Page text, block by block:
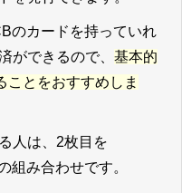
のカードを持っていれ
ができるので、 基本的
ことをおすすめしま
人は、2枚目を
組み合わせです。